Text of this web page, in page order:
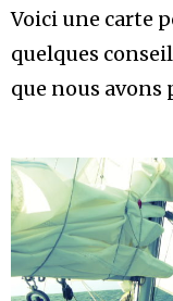
Voici une carte
quelques
que nous avons